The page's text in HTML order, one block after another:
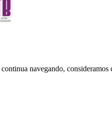
navegando, consideramos